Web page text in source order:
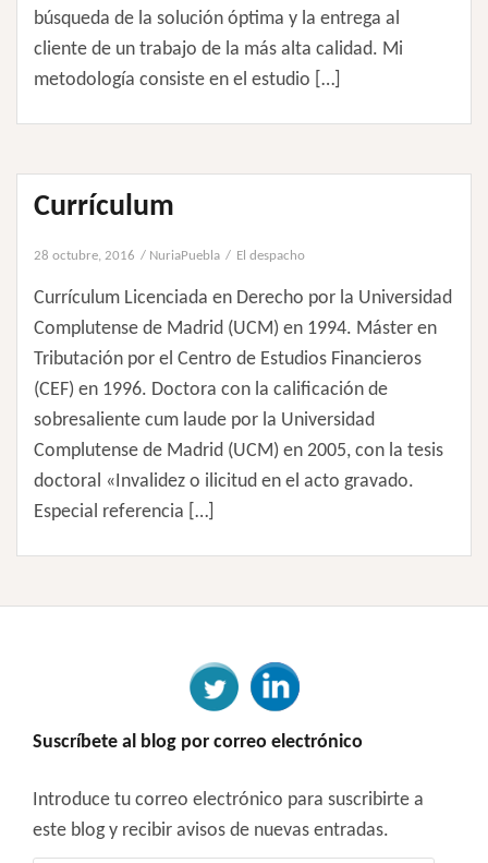
búsqueda de la solución óptima y la entrega al
cliente de un trabajo de la más alta calidad. Mi
metodología consiste en el estudio […]
Currículum
28 octubre, 2016 NuriaPuebla El despacho
Currículum Licenciada en Derecho por la Universidad
Complutense de Madrid (UCM) en 1994. Máster en
Tributación por el Centro de Estudios Financieros
(CEF) en 1996. Doctora con la calificación de
sobresaliente cum laude por la Universidad
Complutense de Madrid (UCM) en 2005, con la tesis
doctoral «Invalidez o ilicitud en el acto gravado.
Especial referencia […]
Suscríbete al blog por correo electrónico
Introduce tu correo electrónico para suscribirte a
este blog y recibir avisos de nuevas entradas.